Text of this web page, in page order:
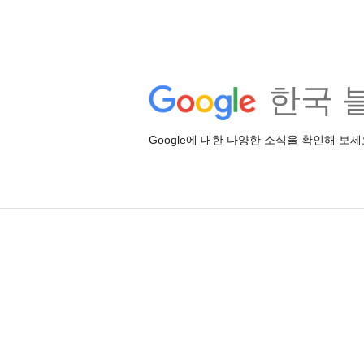
한국
Google에 대한 다양한 소식을 확인해 보세